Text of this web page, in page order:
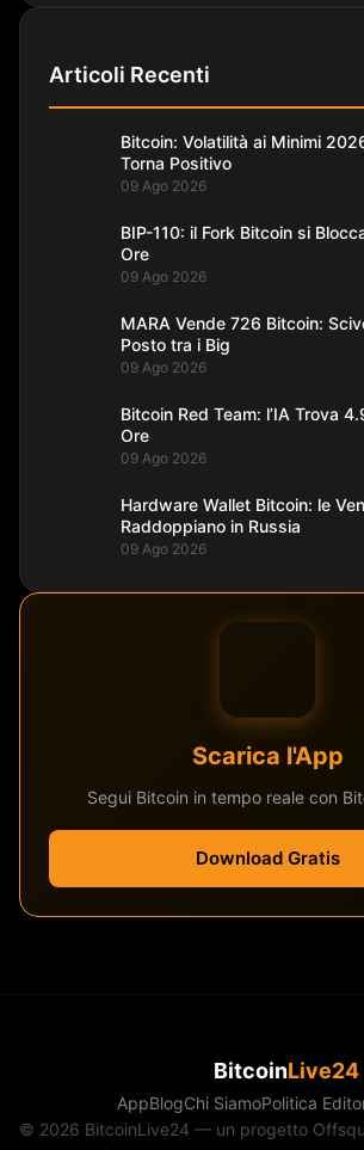
Articoli Recenti
Bitcoin: Volatilità ai Minimi
Torna Positivo
09 Ago 2026
BIP-110: il Fork Bitcoin si
Ore
09 Ago 2026
MARA Vende 726 Bitcoin:
Posto tra i Big
09 Ago 2026
Bitcoin Red Team: l’IA Trova
Ore
09 Ago 2026
Hardware Wallet Bitcoin: le
Raddoppiano in Russia
09 Ago 2026
Scarica l'App
Segui Bitcoin in tempo reale con
Download Gratis
BitcoinLive24
AppBlogChi SiamoPolitica
© 2026 BitcoinLive24 — un progetto